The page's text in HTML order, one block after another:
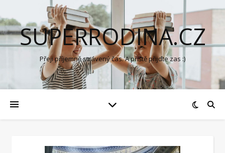
SUPERRODINA.CZ
Přeji příjemně strávený čas. A příště přijďte zas :)